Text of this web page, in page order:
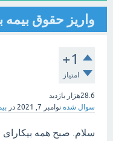
واریز حقوق بیمه
+1
امتیاز
28.6هزار
بازدید
سوال شده نوامبر 7, 2021 در
سلام. صبح همه بیکارای